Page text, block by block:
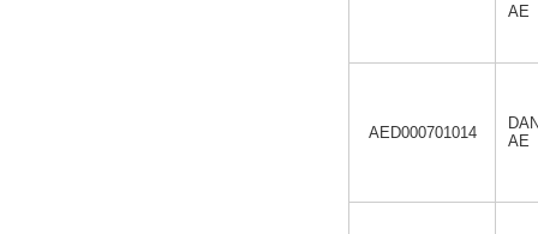
AE
AED000701014
AE